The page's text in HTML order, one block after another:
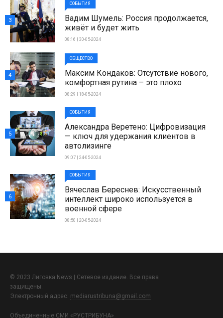
СОБЫТИЯ
Вадим Шумель: Россия продолжается,
живёт и будет жить
08:16 | 30-05-2024
3
ОБЩЕСТВО
Максим Кондаков: Отсутствие нового,
комфортная рутина – это плохо
08:29 | 18-05-2024
4
СОБЫТИЯ
Александра Веретено: Цифровизация
— ключ для удержания клиентов в
автолизинге
09:07 | 24-05-2024
5
СОБЫТИЯ
Вячеслав Береснев: Искусственный
интеллект широко используется в
военной сфере
08:50 | 20-05-2024
6
© 2023 Лиговка News | Сетевое издание. Все права
защищены.
Электронный адрес: mediarustribuna@gmail.com
Объединенные СМИ «РУСТРИБУНА»